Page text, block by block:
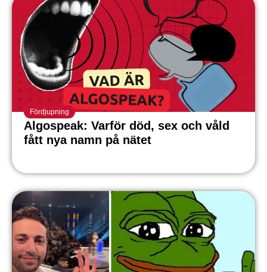
Fördjupning
Algospeak: Varför död, sex och våld
fått nya namn på nätet